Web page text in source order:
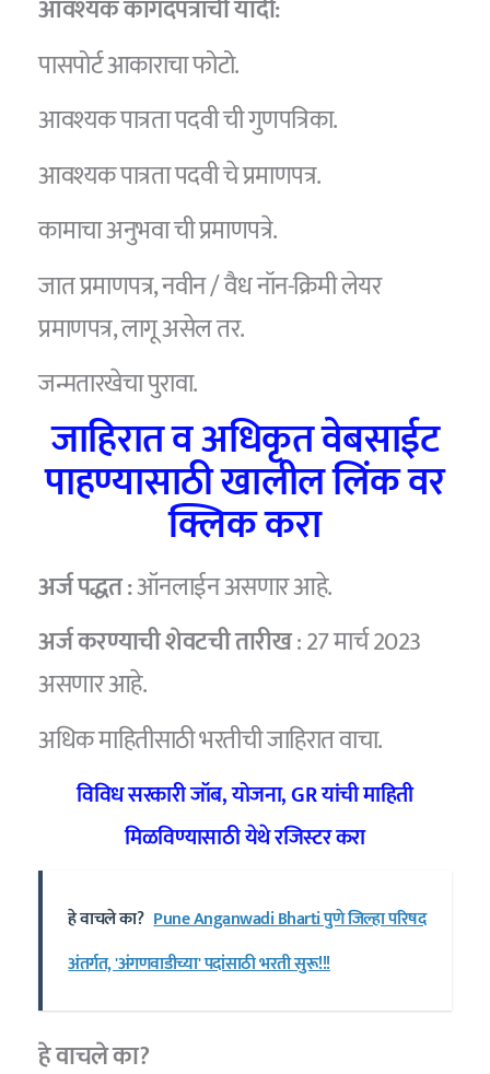
आवश्यक कागदपत्रांची यादी:
पासपोर्ट आकाराचा फोटो.
आवश्यक पात्रता पदवी ची गुणपत्रिका.
आवश्यक पात्रता पदवी चे प्रमाणपत्र.
कामाचा अनुभवा ची प्रमाणपत्रे.
जात प्रमाणपत्र, नवीन / वैध नॉन-क्रिमी लेयर
प्रमाणपत्र, लागू असेल तर.
जन्मतारखेचा पुरावा.
जाहिरात व अधिकृत वेबसाईट
पाहण्यासाठी खालील लिंक वर
क्लिक करा
अर्ज पद्धत :ऑनलाईन असणार आहे.
अर्ज करण्याची शेवटची तारीख: 27 मार्च 2023
असणार आहे.
अधिक माहितीसाठी भरतीची जाहिरात वाचा.
विविध सरकारी जॉब, योजना, GR यांची माहिती
मिळविण्यासाठी येथे रजिस्टर करा
हे वाचले का? Pune Anganwadi Bharti पुणे जिल्हा परिषद
अंतर्गत, 'अंगणवाडीच्या' पदांसाठी भरती सुरू!!!
हे वाचले का?